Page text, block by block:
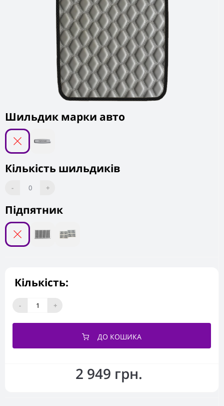
2 949 грн.
Підпятник
Шильдик марки авто
Кількість шильдиків
- 0 +
Кількість:
- +
ДО КОШИКА